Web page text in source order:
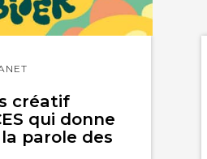
créatif
qui donne
la parole des